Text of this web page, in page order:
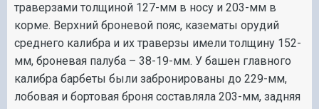
траверзами толщиной 127-мм в носу и 203-мм в
корме. Верхний броневой пояс, казематы орудий
среднего калибра и их траверзы имели толщину 152-
мм, броневая палуба – 38-19-мм. У башен главного
калибра барбеты были забронированы до 229-мм,
лобовая и бортовая броня составляла 203-мм, задняя